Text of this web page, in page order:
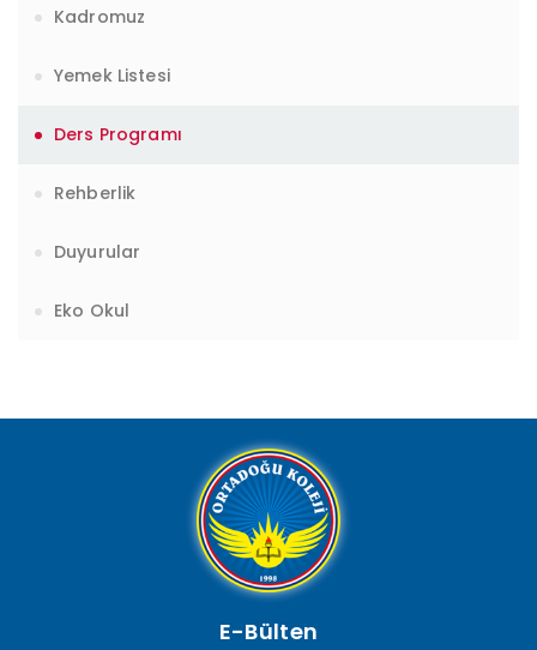
Kadromuz
Yemek Listesi
Ders Programı
Rehberlik
Duyurular
Eko Okul
E-Bülten